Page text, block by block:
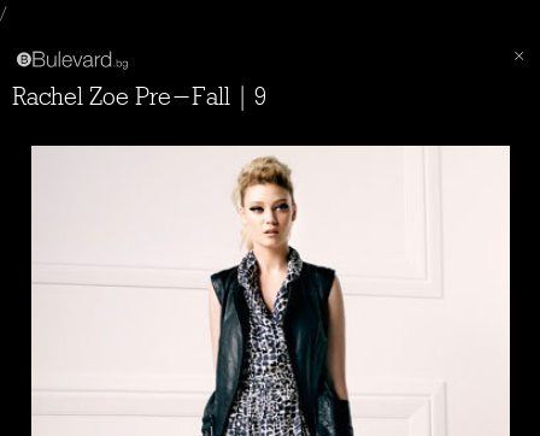
/
Rachel Zoe Pre-Fall | 9